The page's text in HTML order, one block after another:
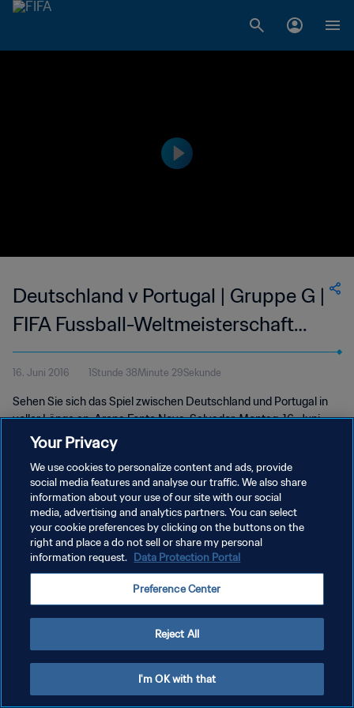
Deutschland v Portugal | Gruppe G |
FIFA Fussball-Weltmeisterschaft
Brasilien 2014™ | Spiel in voller
Länge
16. Juni 2016 1Stunde 38Minute 29Sekunde
Sehen Sie sich das Spiel zwischen Deutschland und Portugal in
voller Länge an. Arena Fonte Nova, Salvador, Montag, 16. Juni
2014.
DATENSCHUTZ
NUTZUNGSBEDINGUNGEN
COOKIE-EINSTELLUNGEN VERWALTEN
Copyright © 1994 - 2026 FIFA. Alle Rechte vorbehalten.
Your Privacy
We use cookies to personalize content and ads, provide
social media features and analyse our traffic. We also share
information about your use of our site with our social
media, advertising and analytics partners. You can select
your cookie preferences by clicking on the buttons on the
right and place a do not sell or share my personal
information request. Data Protection Portal
Preference Center
Reject All
I'm OK with that